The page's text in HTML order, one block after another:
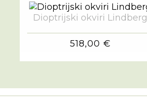
Dioptrijski okviri Lindberg
518,00 €